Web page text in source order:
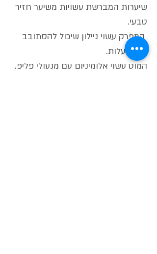
שיערות המברשת עשויות משיער חזיר
טבעי.
המפרק עשוי ניילון שיכול להסתובב
180 מעלות.
המוט עשוי אלומיניום עם מנעולי פליפ.